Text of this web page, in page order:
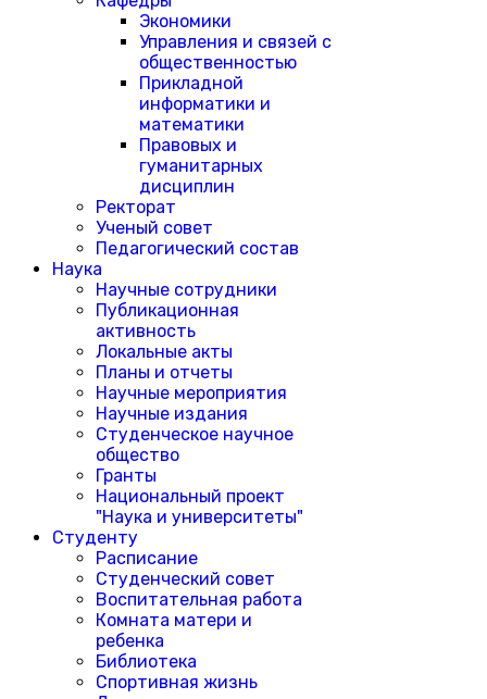
Экономики
Управления и связей с
общественностью
Прикладной
информатики и
математики
Правовых и
гуманитарных
дисциплин
Ректорат
Ученый совет
Педагогический состав
Наука
Научные сотрудники
Публикационная
активность
Локальные акты
Планы и отчеты
Научные мероприятия
Научные издания
Студенческое научное
общество
Гранты
Национальный проект
"Наука и университеты"
Студенту
Расписание
Студенческий совет
Воспитательная работа
Комната матери и
ребенка
Библиотека
Спортивная жизнь